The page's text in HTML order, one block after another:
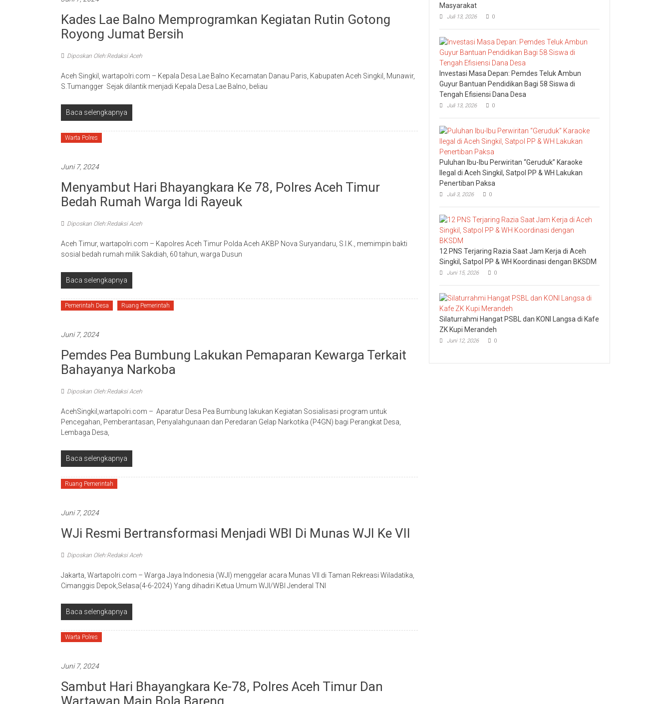
Kades Lae Balno Memprogramkan Kegiatan Rutin Gotong
Royong Jumat Bersih
Diposkan Oleh:Redaksi Aceh
Aceh Singkil, wartapolri.com – Kepala Desa Lae Balno Kecamatan Danau Paris, Kabupaten Aceh Singkil, Munawir,
S.Tumangger Sejak dilantik menjadi Kepala Desa Lae Balno, beliau
Baca selengkapnya
Warta Polres
Juni 7, 2024
Menyambut Hari Bhayangkara Ke 78, Polres Aceh Timur
Bedah Rumah Warga Idi Rayeuk
Diposkan Oleh:Redaksi Aceh
Aceh Timur, wartapolri.com – Kapolres Aceh Timur Polda Aceh AKBP Nova Suryandaru, S.I.K., memimpin bakti
sosial bedah rumah milik Sakdiah, 60 tahun, warga Dusun
Baca selengkapnya
Pemerintah Desa Ruang Pemerintah
Juni 7, 2024
Pemdes Pea Bumbung Lakukan Pemaparan Kewarga Terkait
Bahayanya Narkoba
Diposkan Oleh:Redaksi Aceh
AcehSingkil,wartapolri.com – Aparatur Desa Pea Bumbung lakukan Kegiatan Sosialisasi program untuk
Pencegahan, Pemberantasan, Penyalahgunaan dan Peredaran Gelap Narkotika (P4GN) bagi Perangkat Desa,
Lembaga Desa,
Baca selengkapnya
Ruang Pemerintah
Juni 7, 2024
WJi Resmi Bertransformasi Menjadi WBI Di Munas WJI Ke VII
Diposkan Oleh:Redaksi Aceh
Jakarta, Wartapolri.com – Warga Jaya Indonesia (WJI) menggelar acara Munas VII di Taman Rekreasi Wiladatika,
Cimanggis Depok,Selasa(4-6-2024) Yang dihadiri Ketua Umum WJI/WBI Jenderal TNI
Baca selengkapnya
Warta Polres
Juni 7, 2024
Sambut Hari Bhayangkara Ke-78, Polres Aceh Timur Dan
Masyarakat
Juli 13, 2026 0
Investasi Masa Depan: Pemdes Teluk Ambun
Guyur Bantuan Pendidikan Bagi 58 Siswa di
Tengah Efisiensi Dana Desa
Juli 13, 2026 0
Puluhan Ibu-Ibu Perwiritan “Geruduk” Karaoke
Ilegal di Aceh Singkil, Satpol PP & WH Lakukan
Penertiban Paksa
Juli 3, 2026 0
12 PNS Terjaring Razia Saat Jam Kerja di Aceh
Singkil, Satpol PP & WH Koordinasi dengan BKSDM
Juni 15, 2026 0
Silaturrahmi Hangat PSBL dan KONI Langsa di Kafe
ZK Kupi Merandeh
Juni 12, 2026 0